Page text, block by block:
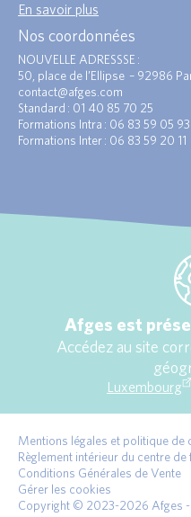
En savoir plus
Nos coordonnées
NOUVELLE ADRESSSE :
50, place de l’Ellipse – 92986
contact@afges.com
Standard : 01 40 85 70 25
Formations Intra : 06 83 59 05
Formations Inter : 06 83 59 20 11
Afges est
Accédez au site
Luxembourg
Mentions légales et politique de
Règlement intérieur du centre
Conditions Générales de Vente
Gérer les cookies
Copyright © 2023-2026 Afges -